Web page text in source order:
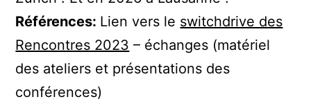
Références: Lien vers le switchdrive des
Rencontres 2023 – échanges (matériel
des ateliers et présentations des
conférences)